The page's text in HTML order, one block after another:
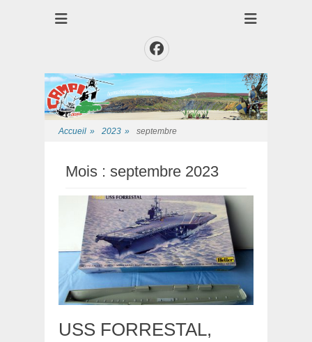
Club CAMPI
Facebook
Accueil » 2023 » septembre
Mois : septembre 2023
USS FORRESTAL,